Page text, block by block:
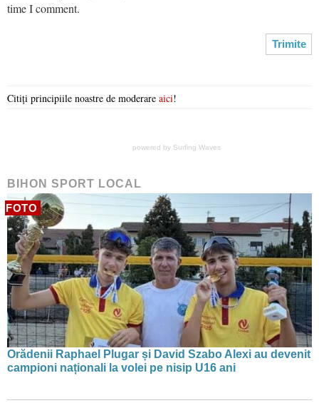
time I comment.
Citiți principiile noastre de moderare aici!
powered by Surfing Waves
BIHON SPORT LOCAL
FOTO
Orădenii Raphael Plugar și David Szabo Alexi au devenit
campioni naționali la volei pe nisip U16 ani